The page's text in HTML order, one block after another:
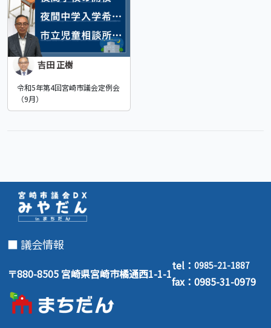
吉田 正樹
令和5年第4回宮崎市議会定例会
（9月）
■ 議会情報
〒880-8505 宮崎県宮崎市橘通西1-1-1
tel： 0985-21-1887
fax：0985-31-0979